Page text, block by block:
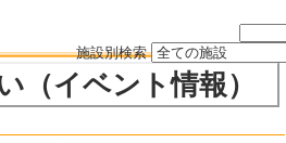
施設別検索
（イベント情報）